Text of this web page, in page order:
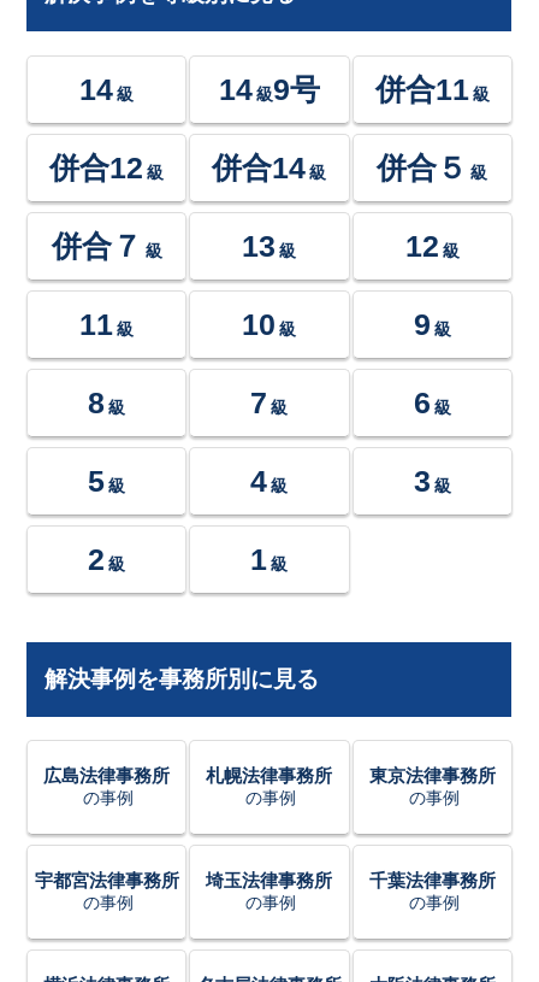
14 級 14級9号 併合11 級
併合12 級 併合14 級 併合５ 級
併合７ 級 13 級 12 級
11 級 10 級 9 級
8 級 7 級 6 級
5 級 4 級 3 級
2 級 1 級
解決事例を事務所別に見る
広島法律事務所
の事例
札幌法律事務所
の事例
東京法律事務所
の事例
宇都宮法律事務所
の事例
埼玉法律事務所
の事例
千葉法律事務所
の事例